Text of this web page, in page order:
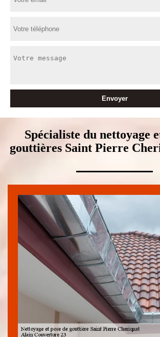
Spécialiste du nettoyage
gouttières Saint Pierre